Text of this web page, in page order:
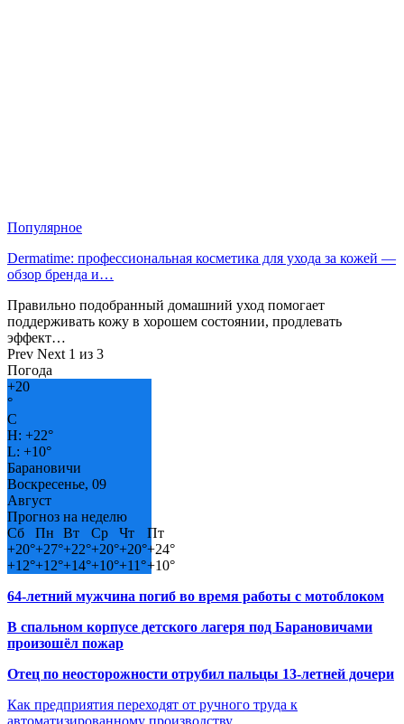
Популярное
Dermatime: профессиональная косметика для ухода за кожей —
обзор бренда и…
Правильно подобранный домашний уход помогает
поддерживать кожу в хорошем состоянии, продлевать
эффект…
Prev Next 1 из 3
Погода
+20
°
C
H: +22°
L: +10°
Барановичи
Воскресенье, 09
Август
Прогноз на неделю
Сб
Пн Вт Ср Чт
Пт
+20°+27°+22°+20°+20°+24°
+12°+12°+14°+10°+11°+10°
64-летний мужчина погиб во время работы с мотоблоком
В спальном корпусе детского лагеря под Барановичами
произошёл пожар
Отец по неосторожности отрубил пальцы 13-летней дочери
Как предприятия переходят от ручного труда к
автоматизированному производству